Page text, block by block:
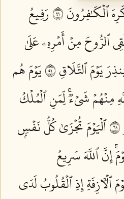
ٱلۡكَٰفِرُونَ ١٤
رَفِيعُ
ٱلرُّوحَ مِنۡ أَمۡرِهِۦ عَلَىٰ
يَوۡمَ ٱلتَّلَاقِ ١٥
يَوۡمَ هُم
مِنۡهُمۡ شَيۡءٞۚ لِّمَنِ ٱلۡمُلۡكُ
ٱلۡيَوۡمَ تُجۡزَىٰ كُلُّ نَفۡسِۭ
إِنَّ ٱللَّهَ سَرِيعُ
ٱلۡأٓزِفَةِ إِذِ ٱلۡقُلُوبُ لَدَى